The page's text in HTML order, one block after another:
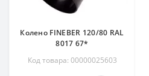
Колено FINEBER 120/80 RAL
8017 67*
Код товара: 00000025603